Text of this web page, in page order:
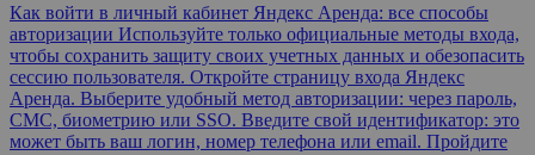
Как войти в личный кабинет Яндекс Аренда: все способы
авторизации Используйте только официальные методы входа,
чтобы сохранить защиту своих учетных данных и обезопасить
сессию пользователя. Откройте страницу входа Яндекс
Аренда. Выберите удобный метод авторизации: через пароль,
СМС, биометрию или SSO. Введите свой идентификатор: это
может быть ваш логин, номер телефона или email. Пройдите